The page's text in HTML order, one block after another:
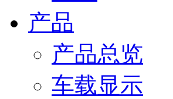
产品
产品总览
车载显示